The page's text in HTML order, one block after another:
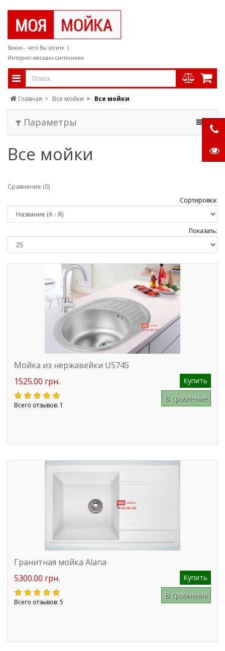
Важно - чего Вы хотите :)
Интернет-магазин сантехники
Главная Все мойки Все мойки
Параметры
Все мойки
Сравнение (0)
Сортировка:
Показать:
Мойка из нержавейки U5745
1525.00 грн.
Купить
Всего отзывов: 1
В сравнение
Гранитная мойка Alana
5300.00 грн.
Купить
Всего отзывов: 5
В сравнение